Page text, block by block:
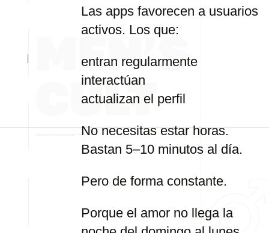
Las apps favorecen a usuarios
activos. Los que:
entran regularmente
interactúan
actualizan el perfil
No necesitas estar horas.
Bastan 5–10 minutos al día.
Pero de forma constante.
Porque el amor no llega la